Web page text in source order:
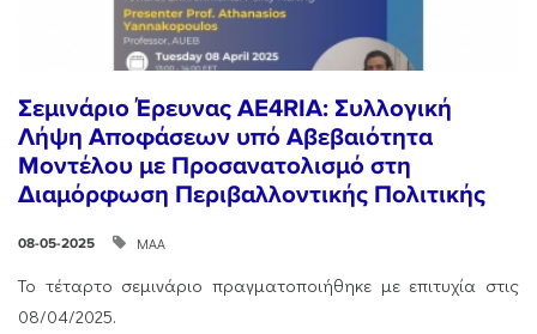
Σεμινάριο Έρευνας AE4RIA: Συλλογική
Λήψη Αποφάσεων υπό Αβεβαιότητα
Μοντέλου με Προσανατολισμό στη
Διαμόρφωση Περιβαλλοντικής Πολιτικής
08-05-2025 ΜΑΑ
Το τέταρτο σεμινάριο πραγματοποιήθηκε με επιτυχία στις
08/04/2025.